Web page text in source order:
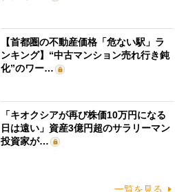
【首都圏の不動産価格「危ない駅」ラ
ンキング】“中古マンション売れ行き鈍
化”のワー…
「キオクシアが再び株価10万円になる
日は遠い」資産3億円超のサラリーマン
投資家が…
一覧を見る